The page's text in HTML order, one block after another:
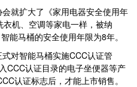
就扩大了《家用电器安全使用年
机、空调等家电一样，被纳
能马桶的安全使用年限为8年。
对智能马桶实施CCC认证管
CCC认证目录的电子坐便器等产
认证标志后，才能上市销售。